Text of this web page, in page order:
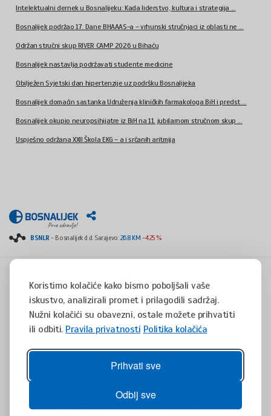
Koristimo kolačiće kako bismo poboljšali vaše
iskustvo, analizirali promet i prilagodili sadržaj.
Nužni kolačići su obavezni, ostale možete prihvatiti
ili odbiti. Pravila privatnosti Politika kolačića
Prihvati sve
Odbij sve
Intelektualni dernek u Bosnalijeku: Kada liderstvo, kultura i strategija ...
Bosnalijek podržao 17. Dane BHAAAS-a – vrhunski stručnjaci iz oblasti ne ...
Održan stručni skup RIVER CAMP 2026 u Bihaću
Bosnalijek nastavlja podržavati studente medicine
Obilježen Svjetski dan hipertenzije uz podršku Bosnalijeka
Bosnalijek domaćin sastanka Udruženja kliničkih farmakologa BiH i predst ...
Bosnalijek okupio neuropsihijatre iz BiH na 11. jubilarnom stručnom skup ...
Uspješno održana XXII Škola EKG – a i srčanih aritmija
BSNLR- Bosnalijek d.d. Sarajevo:26.8 KM -4.25 %
Copyright © 2008 - 2017 - All rights reserved - Jukićeva 53, 71000 Sarajevo, Bosnia and
Herzegovina
tel. +387(0)33 254 400 - fax. +387(0)33 814 253 -info@bosnalijek.ba
design byDWS- July 2016
Da biste brzo i lako pretraživali bazu Bosnalijekovih proizvoda, preuzmite
aplikaciju Vademaecum za Vaš mobilni uređaj.